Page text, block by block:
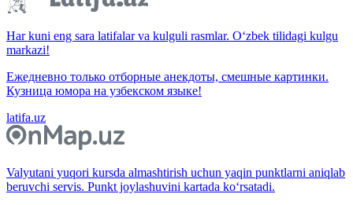
Har kuni eng sara latifalar va kulguli rasmlar. O‘zbek tilidagi kulgu
markazi!
Ежедневно только отборные анекдоты, смешные картинки.
Кузница юмора на узбекском языке!
latifa.uz
Valyutani yuqori kursda almashtirish uchun yaqin punktlarni aniqlab
beruvchi servis. Punkt joylashuvini kartada ko‘rsatadi.